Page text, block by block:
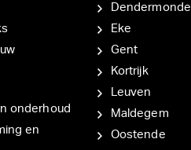
onderhoud
en
Dendermonde
Eke
Gent
Kortrijk
Leuven
Maldegem
Oostende